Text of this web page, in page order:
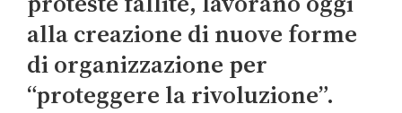
alla creazione di nuove forme
di organizzazione per
“proteggere la rivoluzione”.